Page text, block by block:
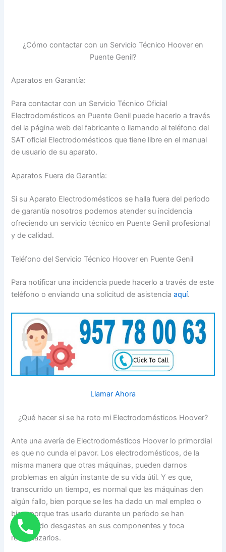
¿Cómo contactar con un Servicio Técnico Hoover en
Puente Genil?
Aparatos en Garantía:
Para contactar con un Servicio Técnico Oficial
Electrodomésticos en Puente Genil puede hacerlo a través
del la página web del fabricante o llamando al teléfono del
SAT oficial Electrodomésticos que tiene libre en el manual
de usuario de su aparato.
Aparatos Fuera de Garantía:
Si su Aparato Electrodomésticos se halla fuera del periodo
de garantía nosotros podemos atender su incidencia
ofreciendo un servicio técnico en Puente Genil profesional
y de calidad.
Teléfono del Servicio Técnico Hoover en Puente Genil
Para notificar una incidencia puede hacerlo a través de este
teléfono o enviando una solicitud de asistenciaaquí.
Llamar Ahora
¿Qué hacer si se ha roto mi Electrodomésticos Hoover?
Ante una avería de Electrodomésticos Hoover lo primordial
es que no cunda el pavor. Los electrodomésticos, de la
misma manera que otras máquinas, pueden darnos
problemas en algún instante de su vida útil. Y es que,
transcurrido un tiempo, es normal que las máquinas den
algún fallo, bien porque se les ha dado un mal empleo o
bien, porque tras usarlo durante un período se han
provocado desgastes en sus componentes y toca
reemplazarlos.